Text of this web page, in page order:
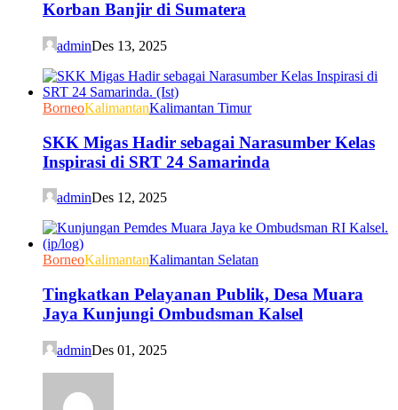
Korban Banjir di Sumatera
adminDes 13, 2025
BorneoKalimantanKalimantan Timur
SKK Migas Hadir sebagai Narasumber Kelas
Inspirasi di SRT 24 Samarinda
adminDes 12, 2025
BorneoKalimantanKalimantan Selatan
Tingkatkan Pelayanan Publik, Desa Muara
Jaya Kunjungi Ombudsman Kalsel
adminDes 01, 2025